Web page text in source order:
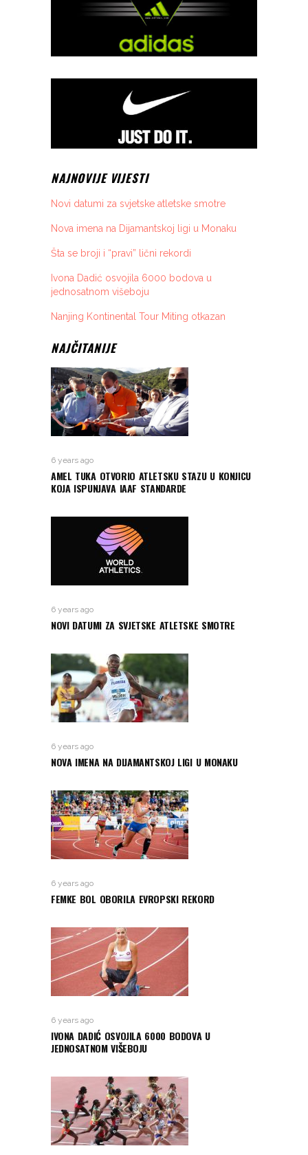
NAJNOVIJE VIJESTI
Novi datumi za svjetske atletske smotre
Nova imena na Dijamantskoj ligi u Monaku
Šta se broji i “pravi” lični rekordi
Ivona Dadić osvojila 6000 bodova u
jednosatnom višeboju
Nanjing Kontinental Tour Miting otkazan
NAJČITANIJE
6 years ago
AMEL TUKA OTVORIO ATLETSKU STAZU U KONJICU
KOJA ISPUNJAVA IAAF STANDARDE
6 years ago
NOVI DATUMI ZA SVJETSKE ATLETSKE SMOTRE
6 years ago
NOVA IMENA NA DIJAMANTSKOJ LIGI U MONAKU
6 years ago
FEMKE BOL OBORILA EVROPSKI REKORD
6 years ago
IVONA DADIĆ OSVOJILA 6000 BODOVA U
JEDNOSATNOM VIŠEBOJU